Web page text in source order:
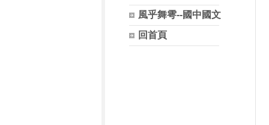
風乎舞雩--國中國文
回首頁